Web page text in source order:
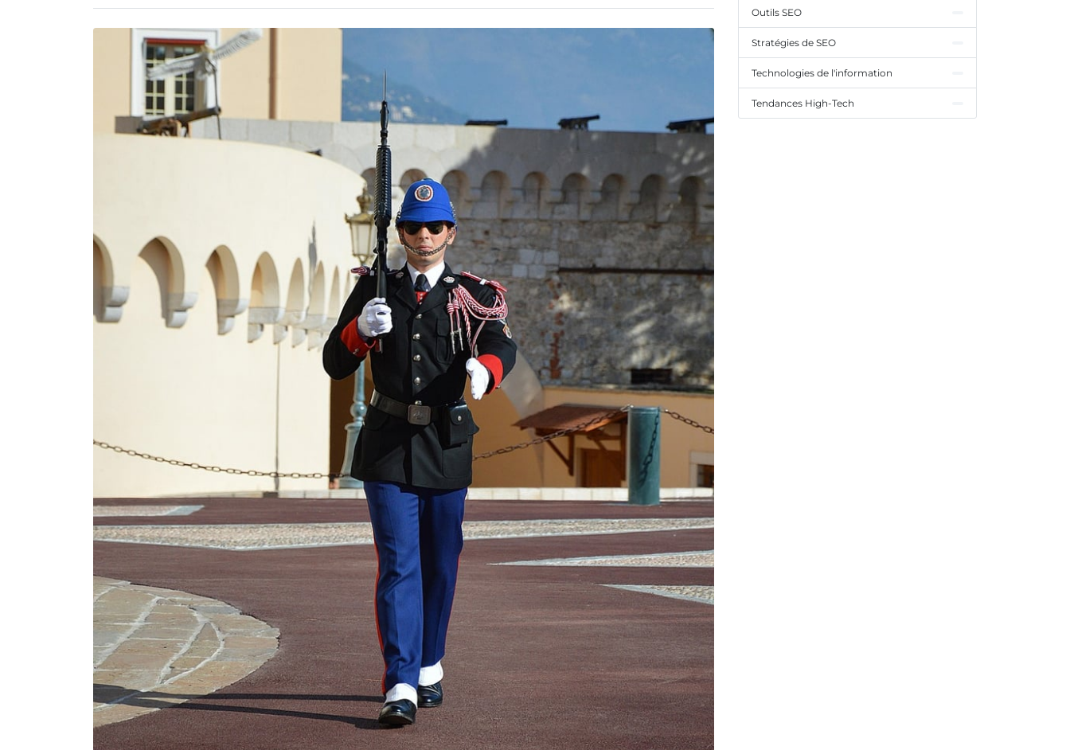
Outils SEO
Stratégies de SEO
Technologies de l'information
Tendances High-Tech